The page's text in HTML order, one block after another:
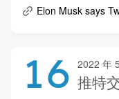
Elon Musk says
16 2022 年
推特